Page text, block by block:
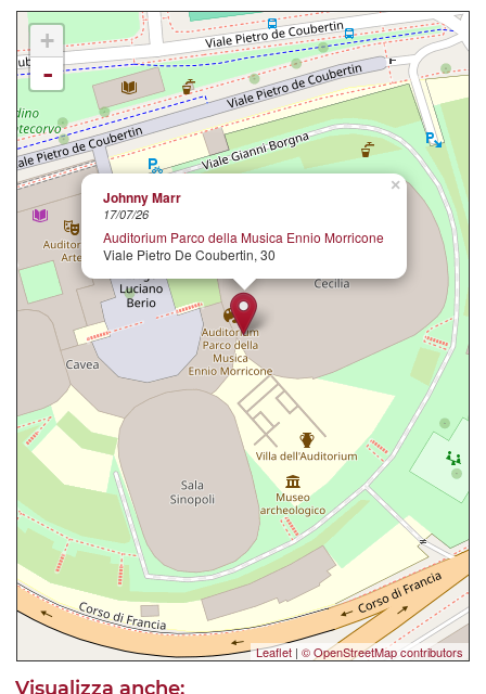
×
Johnny Marr
17/07/26
Auditorium Parco della Musica Ennio Morricone
Viale Pietro De Coubertin, 30
+
-
Leaflet | © OpenStreetMap contributors